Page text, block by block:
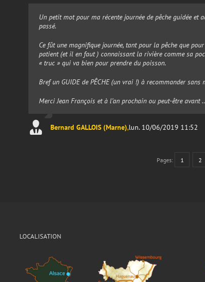
Un petit mot pour ma récente journée de pêche guidée et
passé.
Ce fût une magnifique journée, tant pour la pêche que
patient (et il en faut ) connaissant la rivière comme sa
« truc » qui va bien pour prendre du poisson.
Bref un GUIDE de PÊCHE (un vrai !) à recommander
Merci Jean François et à l’an prochain ou peut-être avant
Bernard GALLOIS (Marne),lun. 10/06/2019 11:52
Pages: 1 2
LOCALISATION